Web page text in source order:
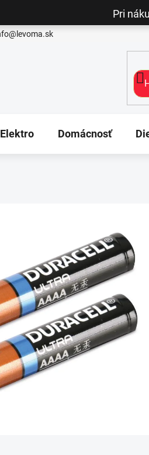
Pri
Elektro Domácnosť